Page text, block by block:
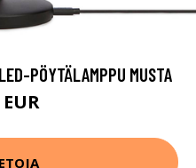
PÖYTÄLAMPPU MUSTA